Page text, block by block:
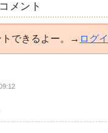
メント
トできるよー。→ ログ